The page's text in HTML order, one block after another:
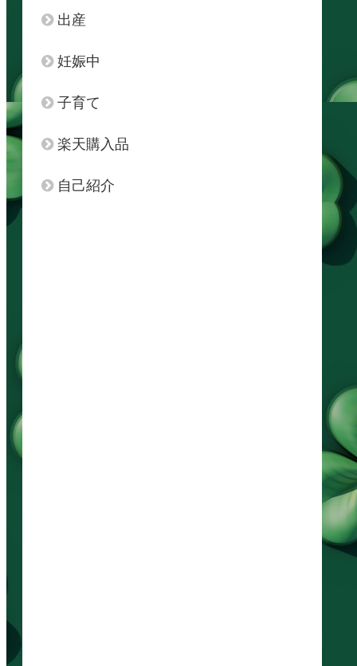
出産
妊娠中
子育て
楽天購入品
自己紹介